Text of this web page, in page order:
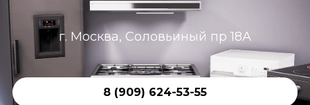
г. Москва, Соловьиный пр 18А
8 (909) 624-53-55